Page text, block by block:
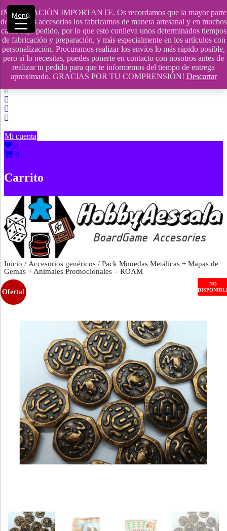
INFORMACIÓN IMPORTANTE. Os recordamos que la mayor parte
de nuestros accesorios los fabricamos de manera artesanal y en muchos
casos bajo pedido, por lo que esto conlleva unos determinados tiempos
de fabricación y preparación, y más especialmente en los artículos con
personalización. Procuramos realizar los envíos lo más rápido posible,
pero si lo necesitas, puedes ponerte en contacto con nosotros antes de
realizar tu pedido para que te informemos del tiempo de entrega
aproximado. GRACIAS POR TU COMPRENSIÓN! Descartar
Saltar
contenido
609241475 SOLO DE 10:00 a 14:00
info@hobbyaescala.com
San Fernando de Henares
10:00 - 14:00
Mi cuenta
0
0
Carrito
Inicio / Accesorios genéricos / Pack Monedas Metálicas + Mapas de
Gemas + Animales Promocionales – ROAM
Oferta!
NO
Menú